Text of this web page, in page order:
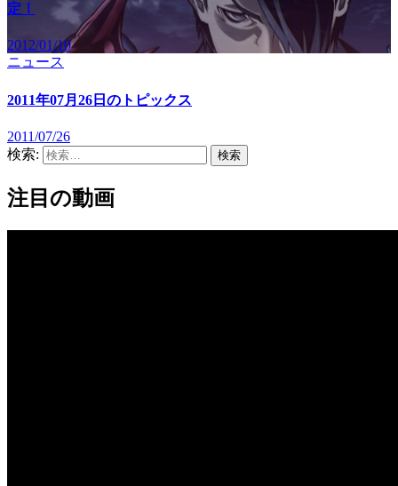
定！
2012/01/10
ニュース
2011年07月26日のトピックス
2011/07/26
検索:
注目の動画